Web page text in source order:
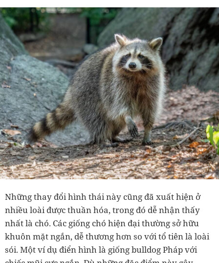
Những thay đổi hình thái này cũng đã xuất hiện ở
nhiều loài được thuần hóa, trong đó dễ nhận thấy
nhất là chó. Các giống chó hiện đại thường sở hữu
khuôn mặt ngắn, dễ thương hơn so với tổ tiên là loài
sói. Một ví dụ điển hình là giống bulldog Pháp với